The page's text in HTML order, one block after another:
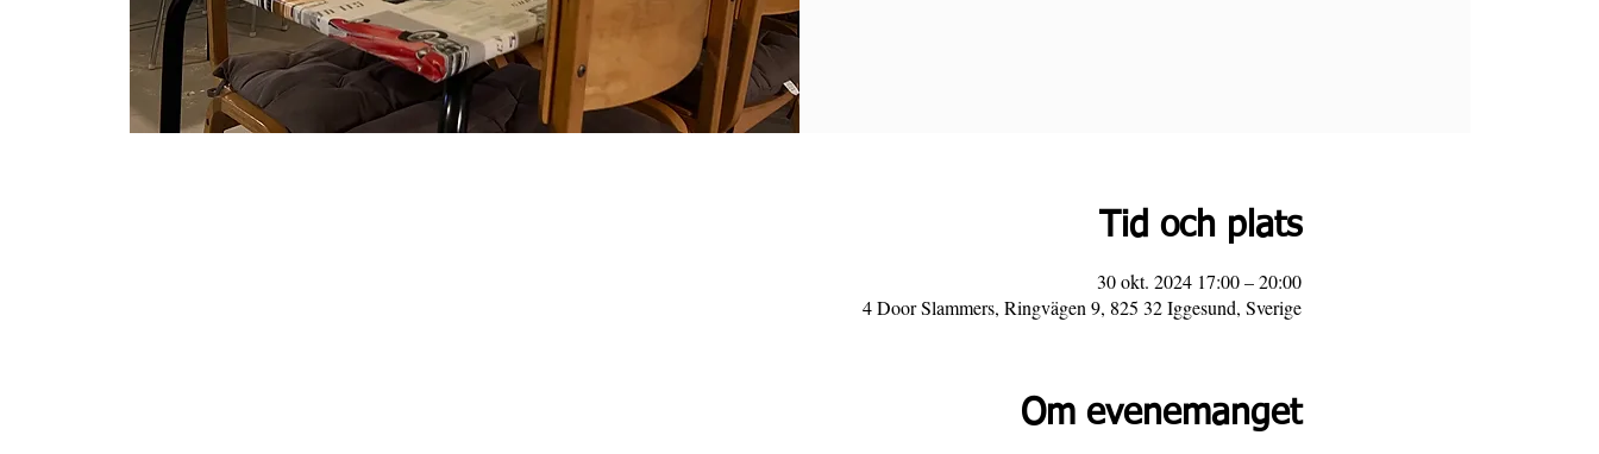
Tid och plats
30 okt. 2024 17:00 – 20:00
4 Door Slammers, Ringvägen 9, 825 32 Iggesund, Sverige
Om evenemanget